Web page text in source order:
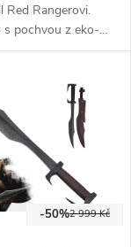
Red Rangerovi.
s pochvou z eko-
na záda.
2 999 Kč
-50%